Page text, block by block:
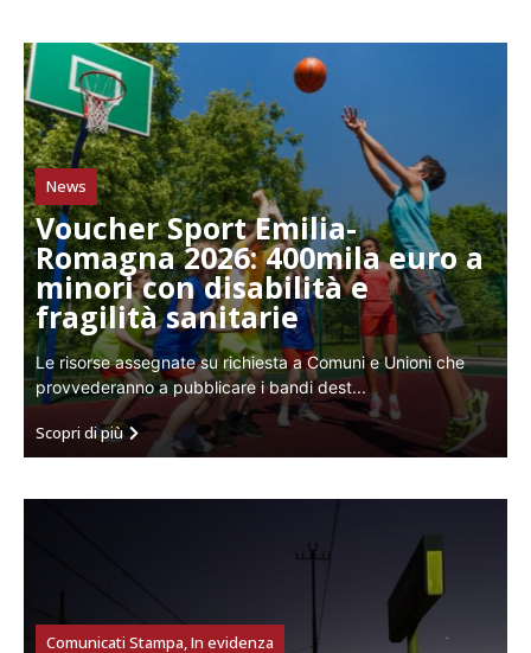
News
Voucher Sport Emilia-
Romagna 2026: 400mila euro a
minori con disabilità e
fragilità sanitarie
Le risorse assegnate su richiesta a Comuni e Unioni che
provvederanno a pubblicare i bandi dest...
Scopri di più
Comunicati Stampa In evidenza